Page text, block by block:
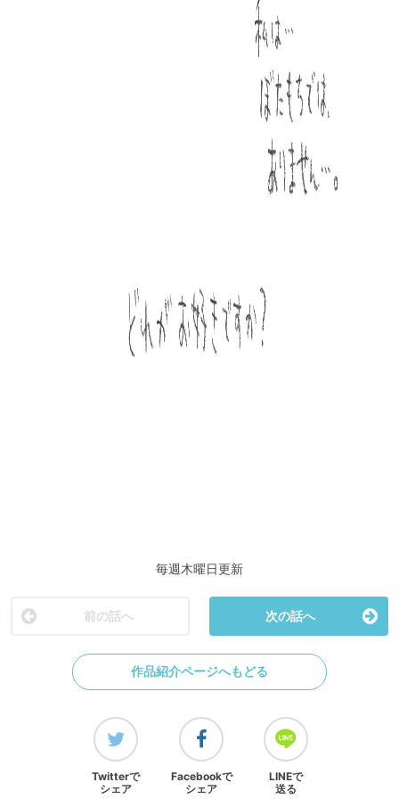
毎週木曜日更新
前の話へ 次の話へ
作品紹介ページへもどる
Twitterで
シェア
Facebookで
シェア
LINEで
送る